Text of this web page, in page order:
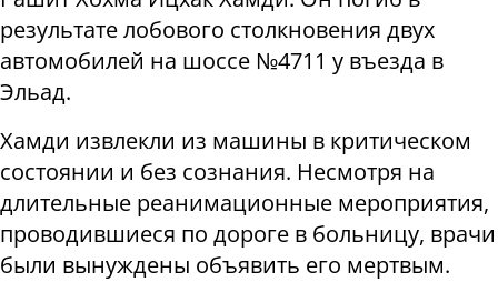
результате лобового столкновения двух
автомобилей на шоссе №4711 у въезда в
Эльад.
Хамди извлекли из машины в критическом
состоянии и без сознания. Несмотря на
длительные реанимационные мероприятия,
проводившиеся по дороге в больницу, врачи
были вынуждены объявить его мертвым.